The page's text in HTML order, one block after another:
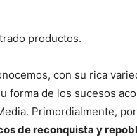
productos.
con su rica
forma de los sucesos
Primordialmente,
de reconquista y